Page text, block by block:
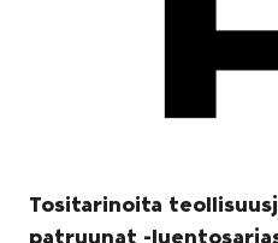
Tositarinoita
patruunat -